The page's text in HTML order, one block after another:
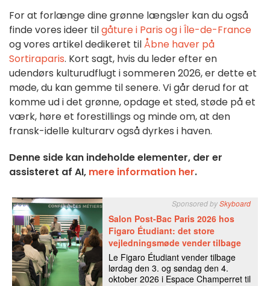
For at forlænge dine grønne længsler kan du også
finde vores ideer tilgåture i Paris og i Île-de-France
og vores artikel dedikeret tilÅbne haver på
Sortiraparis. Kort sagt, hvis du leder efter en
udendørs kulturudflugt i sommeren 2026, er dette et
møde, du kan gemme til senere. Vi går derud for at
komme ud i det grønne, opdage et sted, støde på et
værk, høre et forestillings og minde om, at den
fransk-idelle kulturarv også dyrkes i haven.
Denne side kan indeholde elementer, der er
assisteret af AI, mere information her.